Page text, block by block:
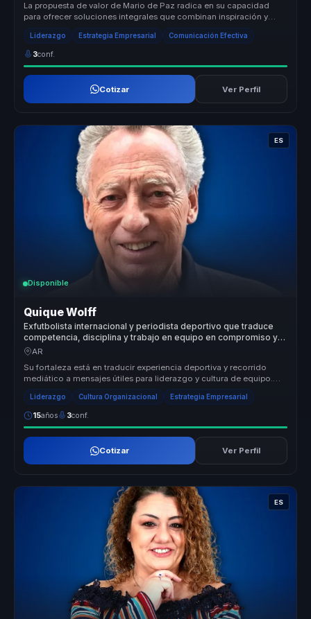
La propuesta de valor de Mario de Paz radica en su capacidad
para ofrecer soluciones integrales que combinan inspiración y
acción. Su enf...
Liderazgo Estrategia Empresarial Comunicación Efectiva
3conf.
Cotizar Ver Perfil
ES
Disponible
Quique Wolff
Exfutbolista internacional y periodista deportivo que traduce
competencia, disciplina y trabajo en equipo en compromiso y
cultura ganadora para empresas.
AR
Su fortaleza está en traducir experiencia deportiva y recorrido
mediático a mensajes útiles para liderazgo y cultura de equipo.
Conecta d...
Liderazgo Cultura Organizacional Estrategia Empresarial
15años 3conf.
Cotizar Ver Perfil
ES